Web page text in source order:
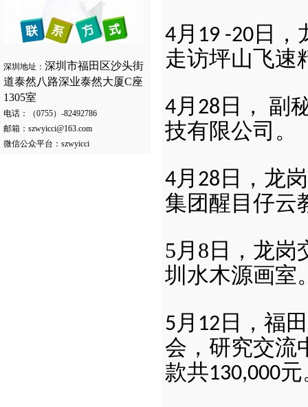
深圳地址： 深圳市福田区沙头街
道泰然八路深业泰然大厦C座
1305室
电话：（0755）-82492786
邮箱：szwyicci@163.com
微信公众平台：szwyicci
4月 19 -20 日，
走访坪山飞速
4月 28 日，
副
技有限公司。
4月 28 日，龙
集团醒目仔云
5月8日，龙岗
圳水木源画室
5月 12 日，福
会，研究交流
款共130,000元